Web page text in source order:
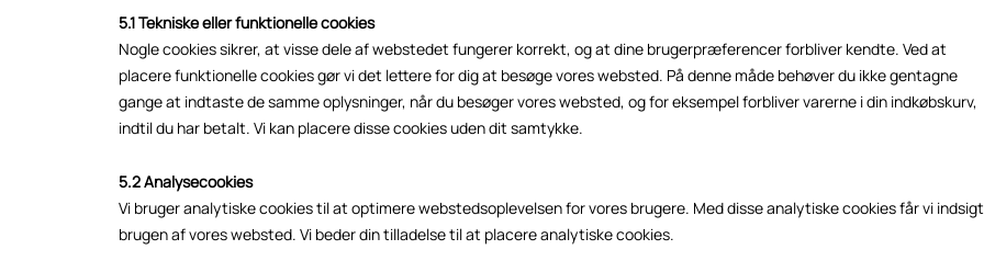
5.1 Tekniske eller funktionelle cookies
Nogle cookies sikrer, at visse dele af webstedet fungerer korrekt, og at dine brugerpræferencer forbliver kendte. Ved at
placere funktionelle cookies gør vi det lettere for dig at besøge vores websted. På denne måde behøver du ikke gentagne
gange at indtaste de samme oplysninger, når du besøger vores websted, og for eksempel forbliver varerne i din indkøbskurv,
indtil du har betalt. Vi kan placere disse cookies uden dit samtykke.
5.2 Analysecookies
Vi bruger analytiske cookies til at optimere webstedsoplevelsen for vores brugere. Med disse analytiske cookies får vi
brugen af ​​vores websted. Vi beder din tilladelse til at placere analytiske cookies.